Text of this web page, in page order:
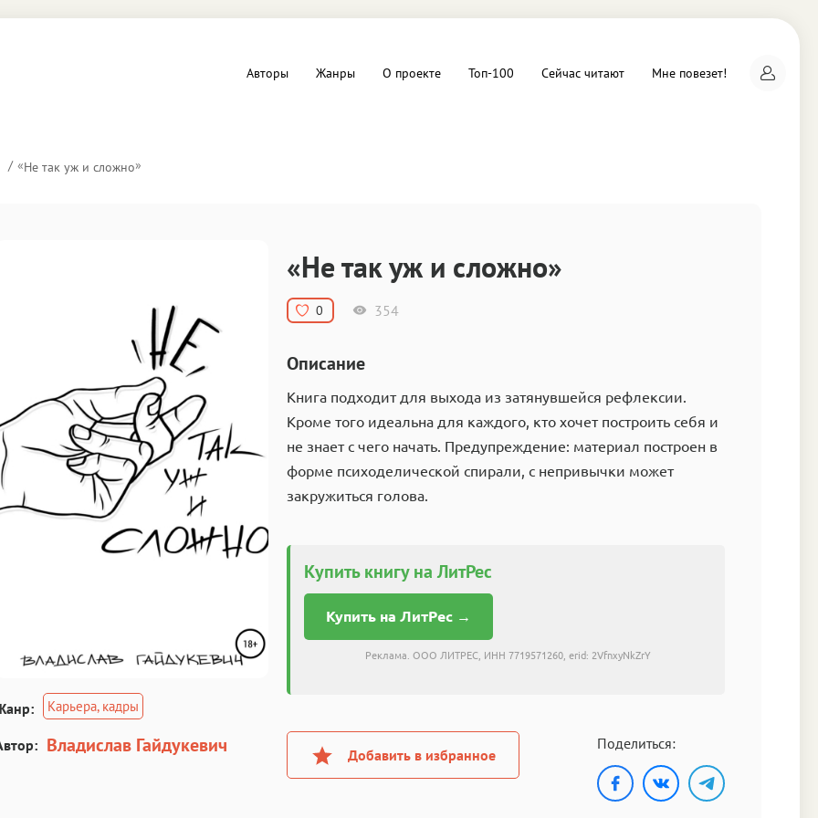
Драматургия
Компьютеры и Интернет
Фольклор
Авторы Жанры О проекте Топ-100 Сейчас читают Мне повезет!
«Не так уж и сложно»
Карьера, кадры
Владислав Гайдукевич
«Не так уж и сложно»
0 354
Описание
Книга подходит для выхода из затянувшейся рефлексии.
Кроме того идеальна для каждого, кто хочет построить себя и
не знает с чего начать. Предупреждение: материал построен в
форме психоделической спирали, с непривычки может
закружиться голова.
Купить книгу на ЛитРес
Купить на ЛитРес →
Реклама. ООО ЛИТРЕС, ИНН 7719571260, erid: 2VfnxyNkZrY
Добавить в избранное
Поделиться: